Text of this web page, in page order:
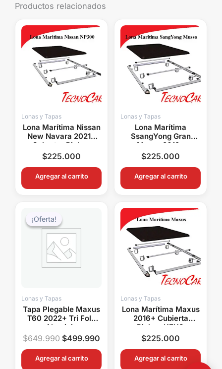
Productos relacionados
Lonas y Tapas
Lona Marítima Nissan
New Navara 2021+
Cobertor Pickup
Aluminio KEKO
$225.000
Agregar al carrito
Lonas y Tapas
Lona Marítima
SsangYong Gran
Musso 2019+
Cobertor Pickup
Aluminio KEKO
$225.000
Agregar al carrito
¡Oferta!
¡Oferta!
Lonas y Tapas
Tapa Plegable Maxus
T60 2022+ Tri Fold
Aluminio
Impermeable Wimbo
$649.990
original
era:
$649.990.
$499.990
actual
$499.990.
Agregar al carrito
Lonas y Tapas
Lona Marítima Maxus
2016+ Cubierta
Pickup KEKO
Aluminio Sin Barras
$225.000
Agregar al carrito